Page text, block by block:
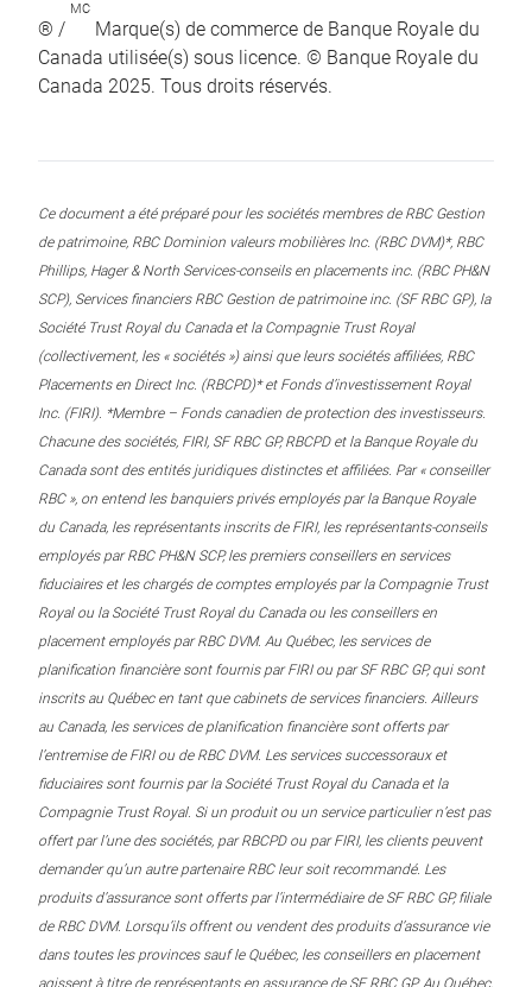
® /
MC
Marque(s) de commerce de Banque Royale du
Canada utilisée(s) sous licence. © Banque Royale du
Canada 2025. Tous droits réservés.
Ce document a été préparé pour les sociétés membres de RBC Gestion
de patrimoine, RBC Dominion valeurs mobilières Inc. (RBC DVM)*, RBC
Phillips, Hager & North Services-conseils en placements inc. (RBC PH&N
SCP), Services financiers RBC Gestion de patrimoine inc. (SF RBC GP), la
Société Trust Royal du Canada et la Compagnie Trust Royal
(collectivement, les « sociétés ») ainsi que leurs sociétés affiliées, RBC
Placements en Direct Inc. (RBCPD)* et Fonds d’investissement Royal
Inc. (FIRI). *Membre – Fonds canadien de protection des investisseurs.
Chacune des sociétés, FIRI, SF RBC GP, RBCPD et la Banque Royale du
Canada sont des entités juridiques distinctes et affiliées. Par « conseiller
RBC », on entend les banquiers privés employés par la Banque Royale
du Canada, les représentants inscrits de FIRI, les représentants-conseils
employés par RBC PH&N SCP, les premiers conseillers en services
fiduciaires et les chargés de comptes employés par la Compagnie Trust
Royal ou la Société Trust Royal du Canada ou les conseillers en
placement employés par RBC DVM. Au Québec, les services de
planification financière sont fournis par FIRI ou par SF RBC GP, qui sont
inscrits au Québec en tant que cabinets de services financiers. Ailleurs
au Canada, les services de planification financière sont offerts par
l’entremise de FIRI ou de RBC DVM. Les services successoraux et
fiduciaires sont fournis par la Société Trust Royal du Canada et la
Compagnie Trust Royal. Si un produit ou un service particulier n’est pas
offert par l’une des sociétés, par RBCPD ou par FIRI, les clients peuvent
demander qu’un autre partenaire RBC leur soit recommandé. Les
produits d’assurance sont offerts par l’intermédiaire de SF RBC GP, filiale
de RBC DVM. Lorsqu’ils offrent ou vendent des produits d’assurance vie
dans toutes les provinces sauf le Québec, les conseillers en placement
agissent à titre de représentants en assurance de SF RBC GP. Au Québec,